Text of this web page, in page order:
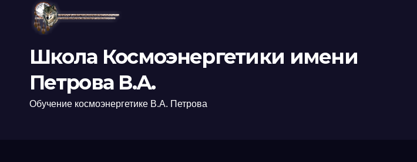
Школа Космоэнергетики имени
Петрова В.А.
Обучение космоэнергетике В.А. Петрова